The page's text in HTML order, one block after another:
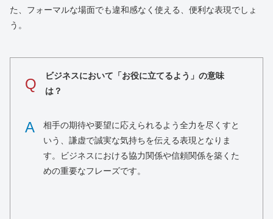
た、フォーマルな場面でも違和感なく使える、便利な表現でしょ
う。
Q
ビジネスにおいて「お役に立てるよう」の意味
は？
A
相手の期待や要望に応えられるよう全力を尽くすと
いう、謙虚で誠実な気持ちを伝える表現となりま
す。ビジネスにおける協力関係や信頼関係を築くた
めの重要なフレーズです。